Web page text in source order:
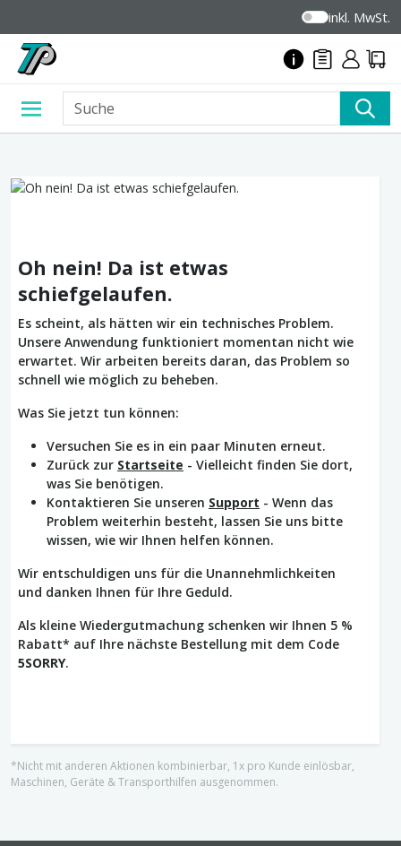
inkl. MwSt.
Oh nein! Da ist etwas
schiefgelaufen.
Es scheint, als hätten wir ein technisches Problem.
Unsere Anwendung funktioniert momentan nicht wie
erwartet. Wir arbeiten bereits daran, das Problem so
schnell wie möglich zu beheben.
Was Sie jetzt tun können:
Versuchen Sie es in ein paar Minuten erneut.
Zurück zur Startseite - Vielleicht finden Sie dort,
was Sie benötigen.
Kontaktieren Sie unseren Support - Wenn das
Problem weiterhin besteht, lassen Sie uns bitte
wissen, wie wir Ihnen helfen können.
Wir entschuldigen uns für die Unannehmlichkeiten
und danken Ihnen für Ihre Geduld.
Als kleine Wiedergutmachung schenken wir Ihnen 5 %
Rabatt* auf Ihre nächste Bestellung mit dem Code
5SORRY.
*Nicht mit anderen Aktionen kombinierbar, 1x pro Kunde einlösbar,
Maschinen, Geräte & Transporthilfen ausgenommen.